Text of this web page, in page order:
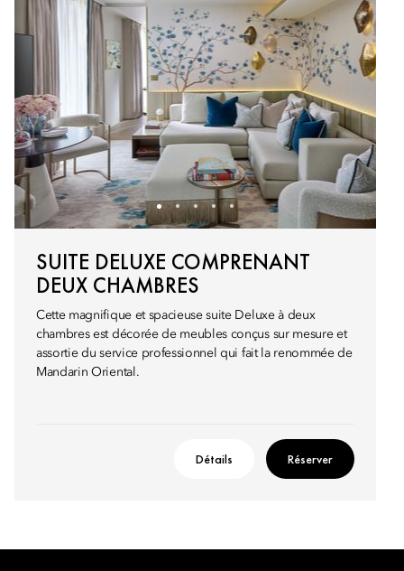
SUITE DELUXE COMPRENANT
DEUX CHAMBRES
Cette magnifique et spacieuse suite Deluxe à deux
chambres est décorée de meubles conçus sur mesure et
assortie du service professionnel qui fait la renommée de
Mandarin Oriental.
Détails Réserver